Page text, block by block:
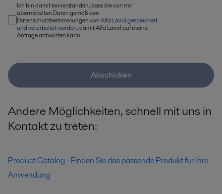
Ich bin damit einverstanden, dass die von mir
übermittelten Daten gemäß den
Datenschutzbestimmungen vonAlfa Laval gespeichert
und verarbeitet werden, damit Alfa Laval auf meine
Anfrage antworten kann.
Abschicken
Andere Möglichkeiten, schnell mit uns in
Kontakt zu treten:
Product Catalog - Finden Sie das passende Produkt für Ihre
Anwendung